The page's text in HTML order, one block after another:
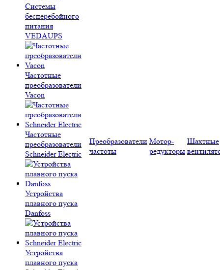
Системы
бесперебойного
питания
VEDAUPS
Частотные
преобразователи
Vacon
Частотные
преобразователи
Schneider Electric
Устройства
плавного пуска
Danfoss
Устройства
плавного пуска
Преобразователи
частоты
Мотор-
редукторы
Шахтные